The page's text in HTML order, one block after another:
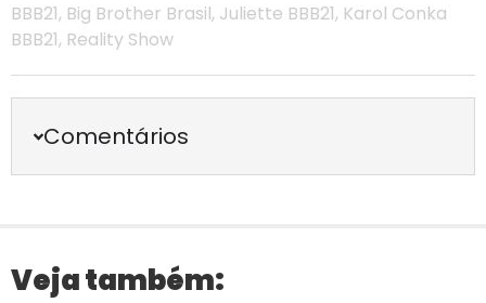
BBB21, Big Brother Brasil, Juliette BBB21, Karol Conka
BBB21, Reality Show
Comentários
Veja também: